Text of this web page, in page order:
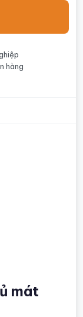
hàng
mát